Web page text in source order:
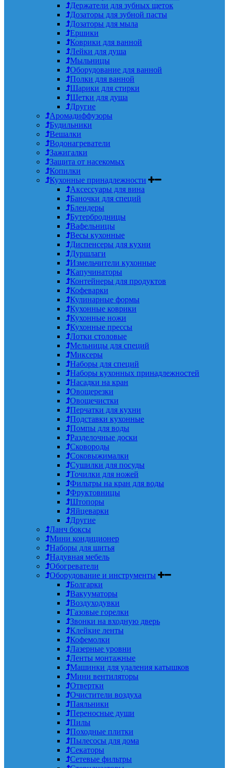
Держатели для зубных щеток
Дозаторы для зубной пасты
Дозаторы для мыла
Ершики
Коврики для ванной
Лейки для душа
Мыльницы
Оборудование для ванной
Полки для ванной
Шарики для стирки
Щетки для душа
Другие
Аромадиффузоры
Будильники
Вешалки
Водонагреватели
Зажигалки
Защита от насекомых
Копилки
Кухонные принадлежности
Аксессуары для вина
Баночки для специй
Блендеры
Бутербродницы
Вафельницы
Весы кухонные
Диспенсеры для кухни
Дуршлаги
Измельчители кухонные
Капучинаторы
Контейнеры для продуктов
Кофеварки
Кулинарные формы
Кухонные коврики
Кухонные ножи
Кухонные прессы
Лотки столовые
Мельницы для специй
Миксеры
Наборы для специй
Наборы кухонных принадлежностей
Насадки на кран
Овощерезки
Овощечистки
Перчатки для кухни
Подставки кухонные
Помпы для воды
Разделочные доски
Сковороды
Соковыжималки
Сушилки для посуды
Точилки для ножей
Фильтры на кран для воды
Фруктовницы
Штопоры
Яйцеварки
Другие
Ланч боксы
Мини кондиционер
Наборы для шитья
Надувная мебель
Обогреватели
Оборудование и инструменты
Болгарки
Вакууматоры
Воздуходувки
Газовые горелки
Звонки на входную дверь
Клейкие ленты
Кофемолки
Лазерные уровни
Ленты монтажные
Машинки для удаления катышков
Мини вентиляторы
Отвертки
Очистители воздуха
Паяльники
Переносные души
Пилы
Походные плитки
Пылесосы для дома
Секаторы
Сетевые фильтры